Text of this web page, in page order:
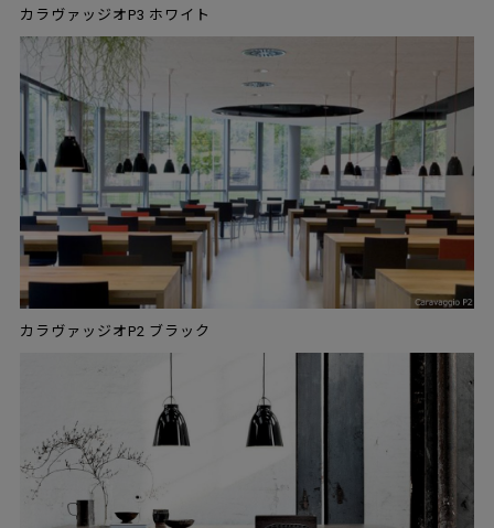
カラヴァッジオP3 ホワイト
カラヴァッジオP2 ブラック